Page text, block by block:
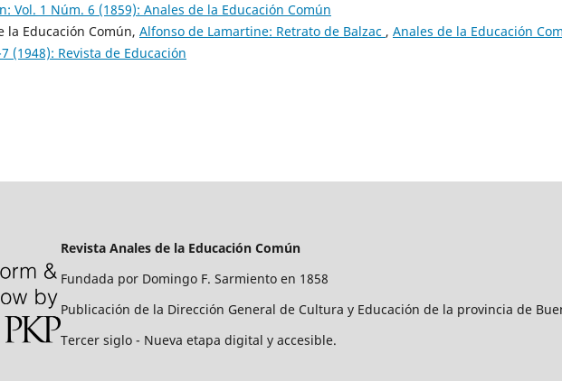
Vol. 1 Núm. 6 (1859): Anales de la Educación Común
la Educación Común, Alfonso de Lamartine: Retrato de Balzac , Anales de la Educación
(1948): Revista de Educación
Revista Anales de la Educación Común
Fundada por Domingo F. Sarmiento en 1858
Publicación de la Dirección General de Cultura y Educación de la provincia de
Tercer siglo - Nueva etapa digital y accesible.